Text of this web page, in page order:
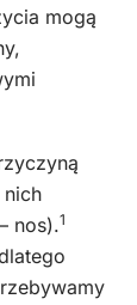
mogą
nos).1